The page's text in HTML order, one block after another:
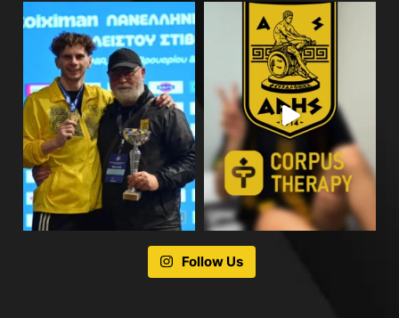
Follow Us